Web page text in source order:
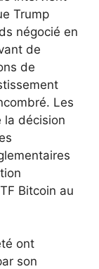
Trump
négocié en
de
de
Les
la décision
Bitcoin au
ont
son